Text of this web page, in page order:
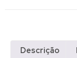
Descrição